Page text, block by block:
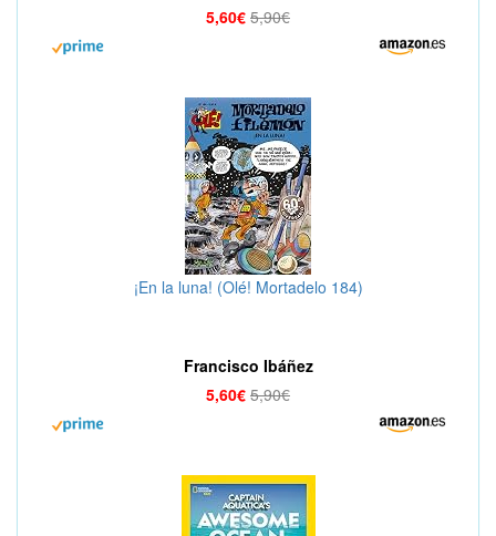
5,60€ 5,90€
¡En la luna! (Olé! Mortadelo 184)
Francisco Ibáñez
5,60€ 5,90€